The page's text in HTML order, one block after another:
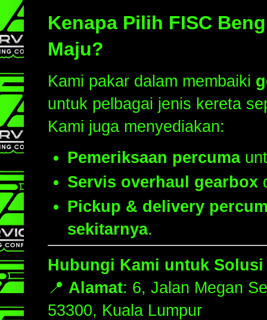
Kenapa Pilih FISC
Maju?
Kami pakar dalam membaiki
untuk pelbagai jenis kereta
Kami juga menyediakan:
Pemeriksaan percuma
Servis overhaul gearbox
Pickup & delivery
sekitarnya.
Hubungi Kami untuk
📍 Alamat: 6, Jalan Megan
53300, Kuala Lumpur